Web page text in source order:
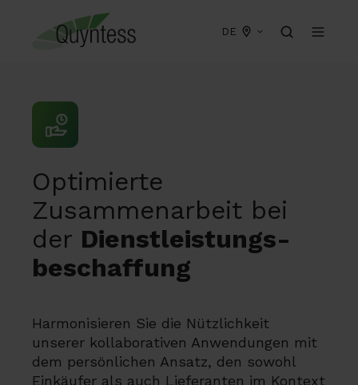
DE
Optimierte
Zusammenarbeit bei
der Dienstleistungs-
beschaffung
Harmonisieren Sie die Nützlichkeit
unserer kollaborativen Anwendungen mit
dem persönlichen Ansatz, den sowohl
Einkäufer als auch Lieferanten im Kontext